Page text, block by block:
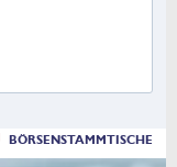
BÖRSENSTAMMTISCHE